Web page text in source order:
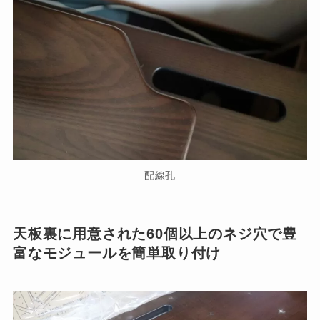
配線孔
天板裏に用意された60個以上のネジ穴で豊
富なモジュールを簡単取り付け